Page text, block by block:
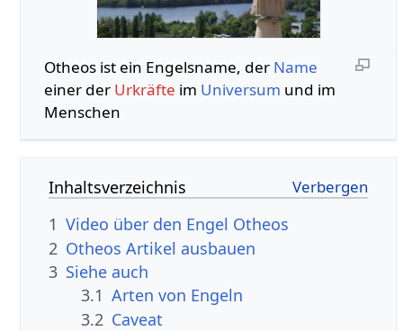
Otheos ist ein Engelsname, der Name
einer der Urkräfte im Universum und im
Menschen
Inhaltsverzeichnis
1 Video über den Engel Otheos
2 Otheos Artikel ausbauen
3 Siehe auch
3.1 Arten von Engeln
3.2 Caveat